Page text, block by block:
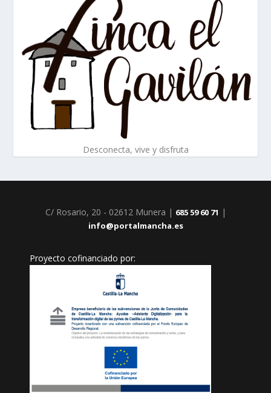
Desconecta, vive y disfruta
C/ Rosario, 20 - 02612 Munera | 685 59 60 71 |
info@portalmancha.es
Proyecto cofinanciado por: